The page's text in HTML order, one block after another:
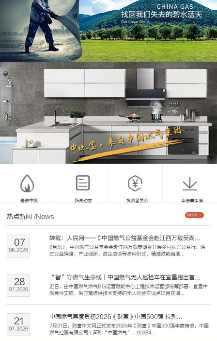
走进中燃 新闻动态 投资者关系 中燃慧生活
热点新闻 /News
转载：人民网——《中国燃气公益基金会赴江西万载茭湖...
8月5日，中国燃气公益基金会赴江西万载茭湖乡开展乡村振兴公益行。通
过公益捐赠、产业调研、政企座谈等多种形式，精准赋能当地...
08.2026
07
“智”守燃气生命线｜中国燃气无人巡检车在宜昌跑出首...
近日，由中国燃气燃气BG运营赋能中心工程技术运营部统筹部署、宜昌中
燃具体实施、供应商提供技术支持的无人巡检车试点项目在湖...
07.2026
28
中国燃气再度登榜2026《财富》中国500强 位列...
7月21日，财富中文网正式发布2026年《财富》中国500强年度榜单，中国
燃气控股有限公司（简称“中国燃气”，00384...
07.2026
21
MORE +